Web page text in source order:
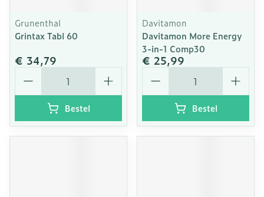
Grunenthal
Grintax Tabl 60
€ 34,79
Aantal
Bestel
Davitamon
Davitamon More Energy
3-in-1 Comp30
€ 25,99
Aantal
Bestel